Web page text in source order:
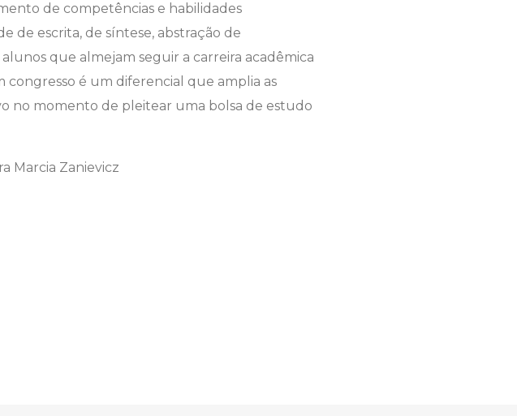
de competências e habilidades
de escrita, de síntese, abstração de
que almejam seguir a carreira acadêmica
é um diferencial que amplia as
no momento de pleitear uma bolsa de estudo